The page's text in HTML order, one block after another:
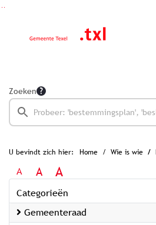
Zoeken
U bevindt zich hier: Home Wie is wie
A A A
Categorieën
Gemeenteraad